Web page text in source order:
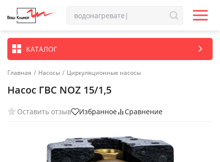
КАТАЛОГ
Главная / Насосы / Циркуляционные насосы
Насос ГВС NOZ 15/1,5
Оставить отзыв Избранное Сравнение